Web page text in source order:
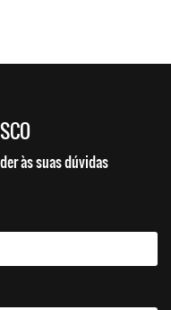
às suas dúvidas